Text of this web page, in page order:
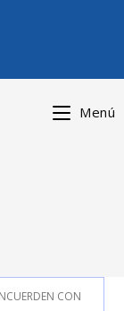
Menú
CON